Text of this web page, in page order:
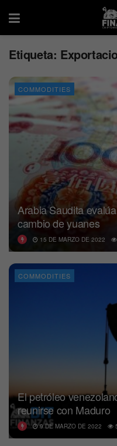
Etiqueta:
COMMODITIES
Arabia Saudita
cambio de yuanes
15 DE MARZO DE 2022
COMMODITIES
El petróleo
reunirse con Maduro
9 DE MARZO DE 2022